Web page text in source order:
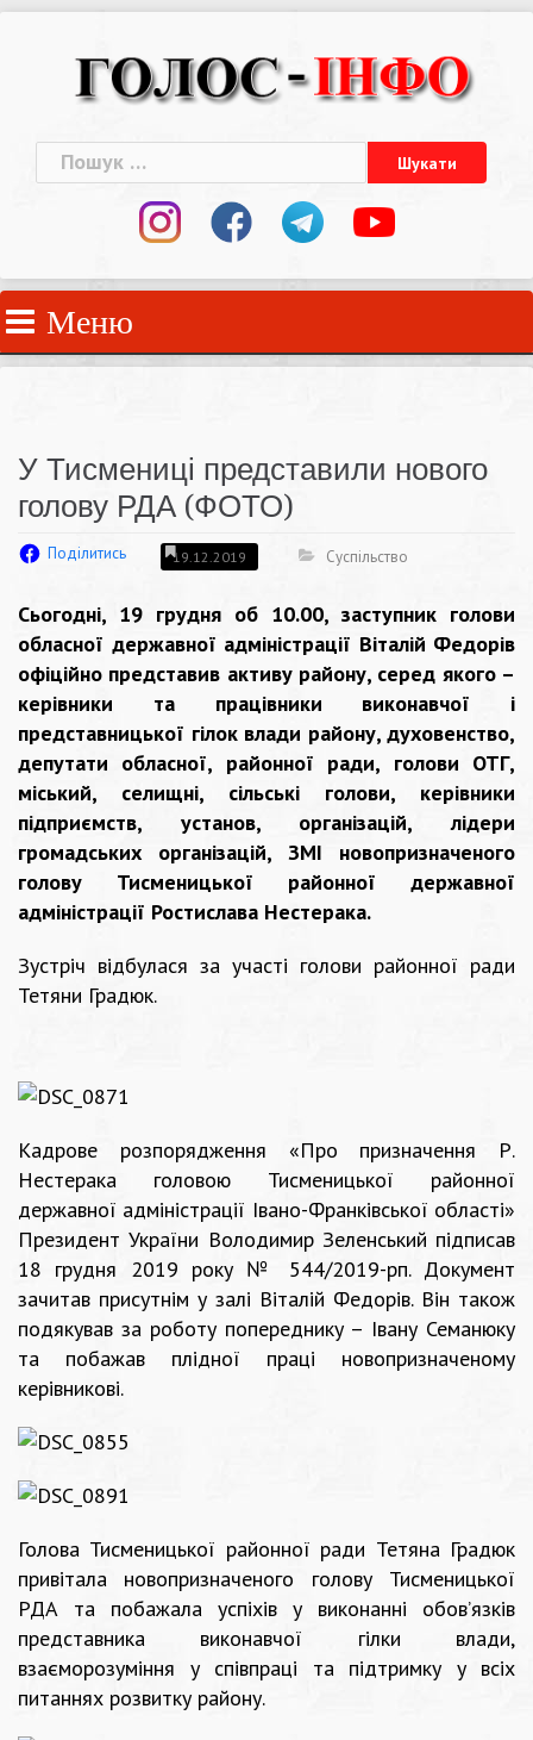
Пошук:
Меню
У Тисмениці представили нового
голову РДА (ФОТО)
Поділитись 19.12.2019 Суспільство
Сьогодні, 19 грудня об 10.00, заступник голови
обласної державної адміністрації Віталій Федорів
офіційно представив активу району, серед якого –
керівники та працівники виконавчої і
представницької гілок влади району, духовенство,
депутати обласної, районної ради, голови ОТГ,
міський, селищні, сільські голови, керівники
підприємств, установ, організацій, лідери
громадських організацій, ЗМІ новопризначеного
голову Тисменицької районної державної
адміністрації Ростислава Нестерака.
Зустріч відбулася за участі голови районної ради
Тетяни Градюк.
Кадрове розпорядження «Про призначення Р.
Нестерака головою Тисменицької районної
державної адміністрації Івано-Франківської області»
Президент України Володимир Зеленський підписав
18 грудня 2019 року № 544/2019-рп. Документ
зачитав присутнім у залі Віталій Федорів. Він також
подякував за роботу попереднику – Івану Семанюку
та побажав плідної праці новопризначеному
керівникові.
Голова Тисменицької районної ради Тетяна Градюк
привітала новопризначеного голову Тисменицької
РДА та побажала успіхів у виконанні обов’язків
представника виконавчої гілки влади,
взаєморозуміння у співпраці та підтримку у всіх
питаннях розвитку району.